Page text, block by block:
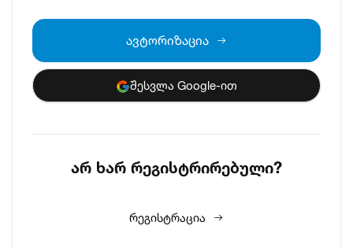
ავტორიზაცია
შესვლა Google-ით
არ ხარ რეგისტრირებული?
რეგისტრაცია